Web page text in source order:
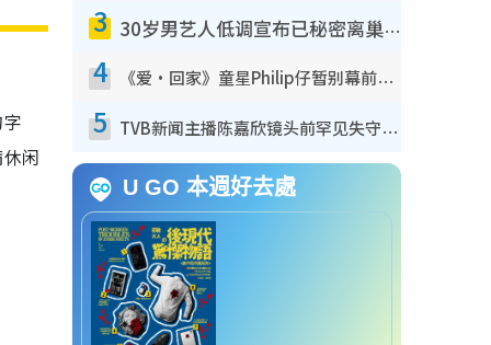
闲
3 30岁男艺人低调宣布已秘密离巢！人气急跌变失踪人口：“这几年过得并不容易”
4 《爱·回家》童星Philip仔暂别幕前久违现身！15岁近况暴风成长长高变帅气少年
5 TVB新闻主播陈嘉欣镜头前罕见失守！遭林超英一句话突袭吓坏当场大笑
U GO 本週好去處